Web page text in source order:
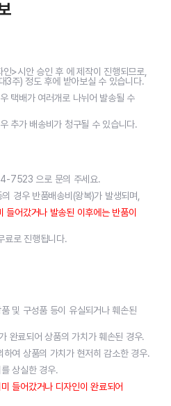
>시안 승인 후 에 제작이 진행되므로,
3주) 정도 후에 받아보실 수 있습니다.
택배가 여러개로 나뉘어 발송될 수
추가 배송비가 청구될 수 있습니다.
7523 으로 문의 주세요.
경우 반품배송비(왕복)가 발생되며,
들어갔거나 발송된 이후에는 반품이
료로 진행됩니다.
및 구성품 등이 유실되거나 훼손된
완료되어 상품의 가치가 훼손된 경우.
여 상품의 가치가 현저히 감소한 경우.
상실한 경우.
들어갔거나 디자인이 완료되어